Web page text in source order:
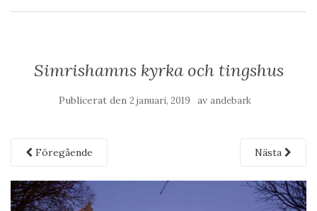
Simrishamns kyrka och tingshus
Publicerat den 2 januari, 2019 av andebark
Föregående Nästa